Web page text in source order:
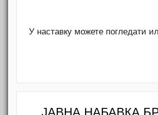
У наставку можете погледати
ЈАВНА НАБАВКА БР.